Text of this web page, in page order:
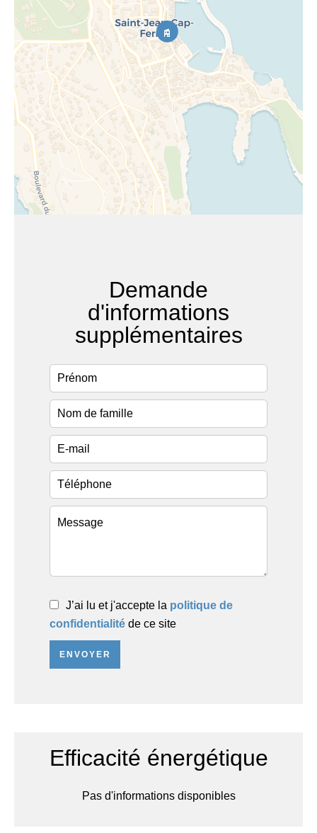
Demande
d'informations
supplémentaires
J’ai lu et j'accepte la politique de
confidentialité de ce site
ENVOYER
Efficacité énergétique
Pas d'informations disponibles